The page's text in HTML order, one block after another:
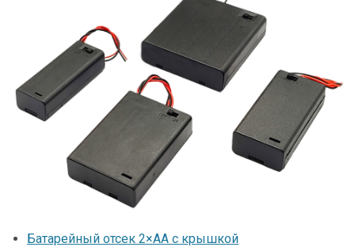
Батарейный отсек 2×АА с крышкой